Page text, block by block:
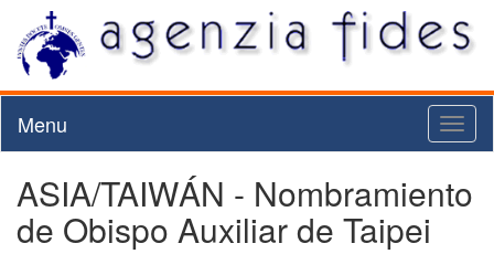
Menu
ASIA/TAIWÁN - Nombramiento
de Obispo Auxiliar de Taipei